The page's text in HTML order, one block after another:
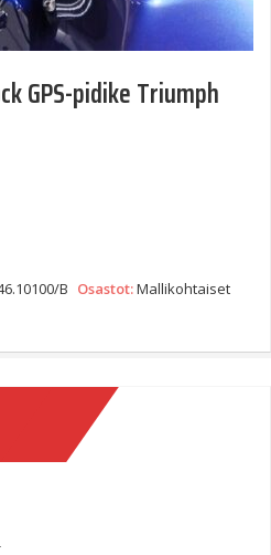
GPS-pidike Triumph
B Osastot:Mallikohtaiset